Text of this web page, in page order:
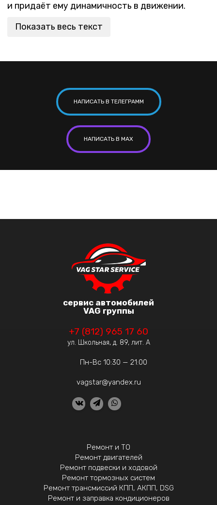
и придаёт ему динамичность в движении.
Показать весь текст
НАПИСАТЬ В ТЕЛЕГРАММ
НАПИСАТЬ В MAX
сервис автомобилей
VAG группы
+7 (812) 965 17 60
ул. Школьная, д. 89, лит. А
Пн-Вс 10:30 — 21:00
vagstar@yandex.ru
Ремонт и ТО
Ремонт двигателей
Ремонт подвески и ходовой
Ремонт тормозных систем
Ремонт трансмиссий КПП, АКПП, DSG
Ремонт и заправка кондиционеров